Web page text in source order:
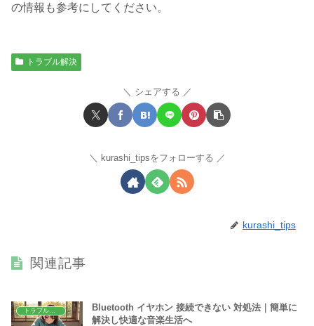
の情報も参考にしてください。
トラブル解決
シェアする
kurashi_tipsをフォローする
kurashi_tips
関連記事
Bluetooth イヤホン 接続できない 対処法｜簡単に
解決し快適な音楽生活へ